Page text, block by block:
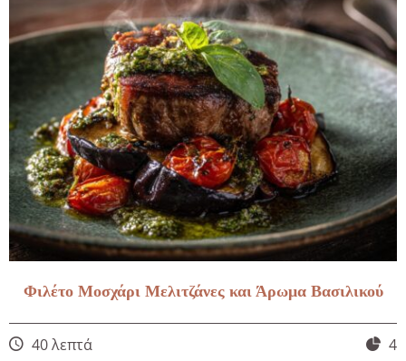
Φιλέτο Μοσχάρι Μελιτζάνες και Άρωμα Βασιλικού
40 λεπτά 4